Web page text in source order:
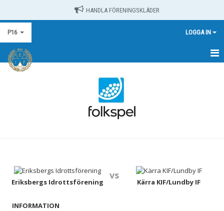
HANDLA FÖRENINGSKLÄDER
P16 LOGGA IN
HEM
DOKUMENT
KONTAKT
Eriksbergs Idrottsförening
vs
Kärra KIF/Lundby IF
INFORMATION